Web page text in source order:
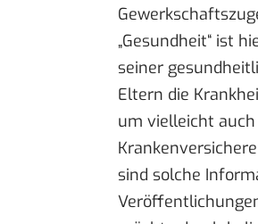
„Gesundheit“ ist
seiner
Eltern die
um vielleicht
sind solche